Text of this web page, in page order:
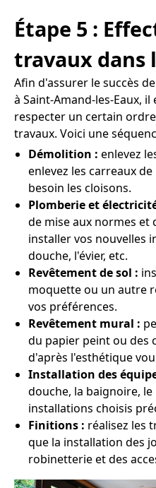
Étape 5 :
travaux dans
Afin d'assurer le succès
à Saint-Amand-les-Eaux,
respecter un certain
travaux. Voici une
Démolition : enlevez
enlevez les carreaux
besoin les cloisons.
Plomberie et
de mise aux normes
installer vos nouvelles
douche, l'évier, etc.
Revêtement de sol :
moquette ou un autre
vos préférences.
Revêtement mural :
du papier peint ou des
d'après l'esthétique
Installation des
douche, la baignoire,
installations choisis
Finitions : réalisez les
que la installation des
robinetterie et des